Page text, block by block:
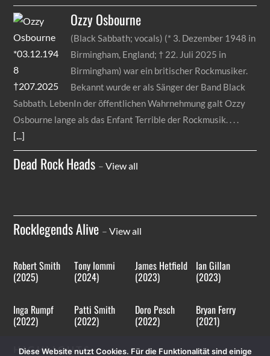
OzzyOsbourne
(Black Sabbath; vocals) (* 3. Dezember 1948 in
Birmingham, England; † 22. Juli 2025 in
Birmingham) war ein britischer Rockmusiker.
Bekannt wurde er als Sänger der Band Black
Sabbath. LebenIn der öffentlichen Wahrnehmung galt Ozzy
Osbourne lange als das Enfant Terrible der Rockmusik.
[...]
Dead Rock Heads –View all
Rocklegends Alive –View all
Robert Smith
(2025)
Tony Iommi
(2024)
James Hetfield
(2023)
Ian Gillan
(2023)
Inga Rumpf
(2022)
Patti Smith
(2022)
Doro Pesch
(2022)
Bryan Ferry
(2021)
HIGHLIGHTS
Diese Website nutzt Cookies. Für die Funktionalität sind einige